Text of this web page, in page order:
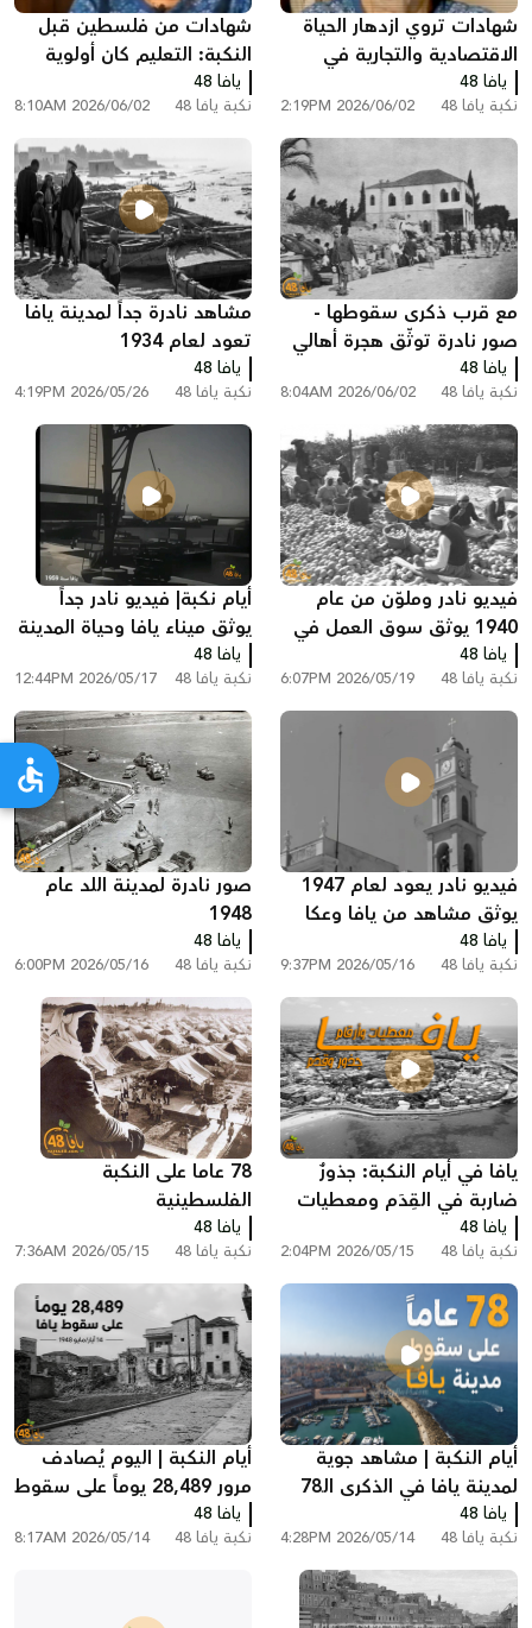
شهادات تروي ازدهار الحياة
الاقتصادية والتجارية في
فلسطين قبل النكبة
يافا 48
نكبة يافا 48 2026/06/02 2:19PM
شهادات من فلسطين قبل
النكبة: التعليم كان أولوية
لدى العديد من العائلات
يافا 48
نكبة يافا 48 2026/06/02 8:10AM
مع قرب ذكرى سقوطها -
صور نادرة توثّق هجرة أهالي
اللد والرملة
يافا 48
نكبة يافا 48 2026/06/02 8:04AM
مشاهد نادرة جداً لمدينة يافا
تعود لعام 1934
يافا 48
نكبة يافا 48 2026/05/26 4:19PM
فيديو نادر وملوّن من عام
1940 يوثق سوق العمل في
تصدير البرتقال اليافاوي عبر
ميناء يافا
يافا 48
نكبة يافا 48 2026/05/19 6:07PM
أيام نكبة| فيديو نادر جداً
يوثق ميناء يافا وحياة المدينة
عام 1959
يافا 48
نكبة يافا 48 2026/05/17 12:44PM
فيديو نادر يعود لعام 1947
يوثق مشاهد من يافا وعكا
قبل النكبة
يافا 48
نكبة يافا 48 2026/05/16 9:37PM
صور نادرة لمدينة اللد عام
1948
يافا 48
نكبة يافا 48 2026/05/16 6:00PM
يافا في أيام النكبة: جذورٌ
ضاربة في القِدَم ومعطيات
لا تُنسى
يافا 48
نكبة يافا 48 2026/05/15 2:04PM
78 عاما على النكبة
الفلسطينية
يافا 48
نكبة يافا 48 2026/05/15 7:36AM
أيام النكبة | مشاهد جوية
لمدينة يافا في الذكرى الـ78
لسقوطها
يافا 48
نكبة يافا 48 2026/05/14 4:28PM
أيام النكبة | اليوم يُصادف
مرور 28,489 يوماً على سقوط
يافا
يافا 48
نكبة يافا 48 2026/05/14 8:17AM